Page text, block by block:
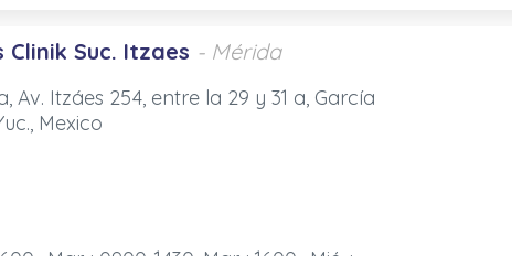
Clinik Suc. Itzaes - Mérida
Av. Itzáes 254, entre la 29 y 31 a, García
Mexico